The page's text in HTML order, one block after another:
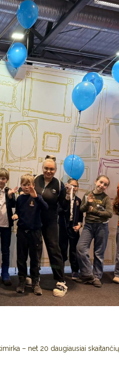
– net 20 daugiausiai